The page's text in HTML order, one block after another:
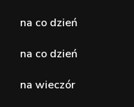
na co dzień
na co dzień
na wieczór